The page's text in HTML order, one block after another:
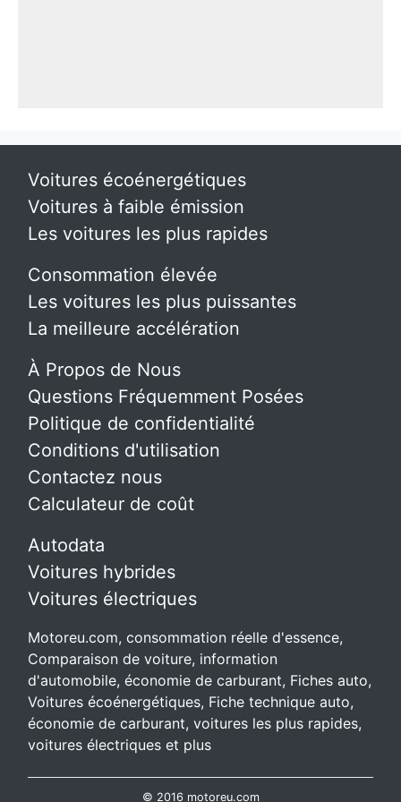
Voitures écoénergétiques
Voitures à faible émission
Les voitures les plus rapides
Consommation élevée
Les voitures les plus puissantes
La meilleure accélération
À Propos de Nous
Questions Fréquemment Posées
Politique de confidentialité
Conditions d'utilisation
Contactez nous
Calculateur de coût
Autodata
Voitures hybrides
Voitures électriques
Motoreu.com, consommation réelle d'essence,
Comparaison de voiture, information
d'automobile, économie de carburant, Fiches auto,
Voitures écoénergétiques, Fiche technique auto,
économie de carburant, voitures les plus rapides,
voitures électriques et plus
© 2016 motoreu.com